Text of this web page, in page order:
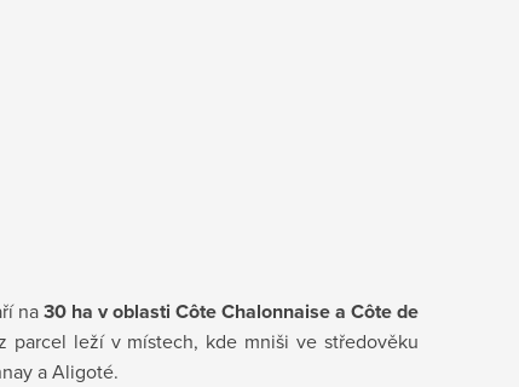
na30 ha v oblasti Côte Chalonnaise a Côte de
leží v místech, kde mniši ve středověku
a Aligoté.